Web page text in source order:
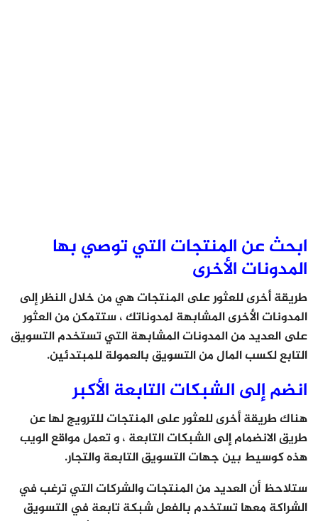
ابحث عن المنتجات التي توصي بها
المدونات الأخرى
طريقة أخرى للعثور على المنتجات هي من خلال النظر إلى
المدونات الأخرى المشابهة لمدوناتك ، ستتمكن من العثور
على العديد من المدونات المشابهة التي تستخدم التسويق
التابع لكسب المال من التسويق بالعمولة للمبتدئين.
انضم إلى الشبكات التابعة الأكبر
هناك طريقة أخرى للعثور على المنتجات للترويج لها عن
طريق الانضمام إلى الشبكات التابعة ، و تعمل مواقع الويب
هذه كوسيط بين جهات التسويق التابعة والتجار.
ستلاحظ أن العديد من المنتجات والشركات التي ترغب في
الشراكة معها تستخدم بالفعل شبكة تابعة في التسويق